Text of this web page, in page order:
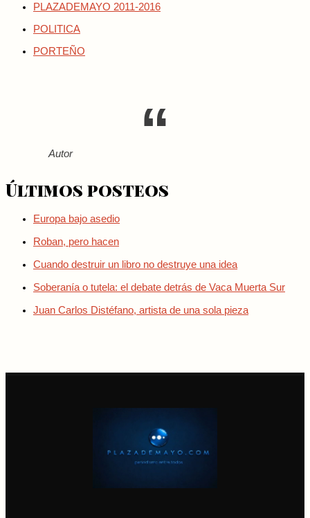
PLAZADEMAYO 2011-2016
POLITICA
PORTEÑO
Autor
Últimos posteos
Europa bajo asedio
Roban, pero hacen
Cuando destruir un libro no destruye una idea
Soberanía o tutela: el debate detrás de Vaca Muerta Sur
Juan Carlos Distéfano, artista de una sola pieza